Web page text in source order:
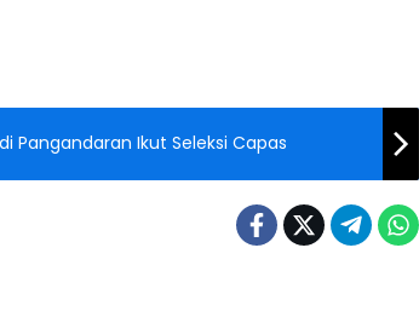
Pangandaran Ikut Seleksi Capas